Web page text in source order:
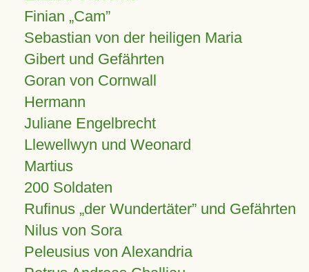
Finian Cam
Sebastian von der heiligen Maria
Gibert und Gefährten
Goran von Cornwall
Hermann
Juliane Engelbrecht
Llewellwyn und Weonard
Martius
200 Soldaten
Rufinus „der Wundertäter” und Gefährten
Nilus von Sora
Peleusius von Alexandria